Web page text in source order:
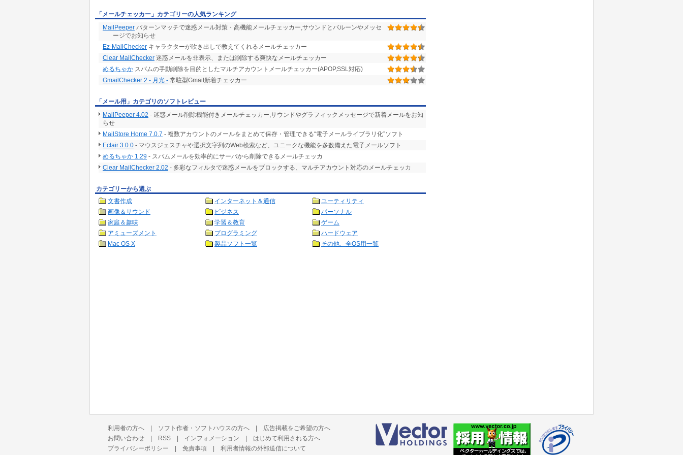
「メールチェッカー」カテゴリーの人気ランキング
MailPeeper パターンマッチで迷惑メール対策・高機能メールチェッカー,サウンドとバルーンやメッセ
ージでお知らせ
Ez-MailChecker キャラクターが吹き出しで教えてくれるメールチェッカー
Clear MailChecker 迷惑メールを非表示、または削除する爽快なメールチェッカー
めるちゃか スパムの手動削除を目的としたマルチアカウントメールチェッカー(APOP,SSL対応)
GmailChecker 2 - 月光 - 常駐型Gmail新着チェッカー
「メール用」カテゴリのソフトレビュー
MailPeeper 4.02 - 迷惑メール削除機能付きメールチェッカー,サウンドやグラフィックメッセージで新着メールをお知
らせ
MailStore Home 7.0.7 - 複数アカウントのメールをまとめて保存・管理できる“電子メールライブラリ化”ソフト
Eclair 3.0.0 - マウスジェスチャや選択文字列のWeb検索など、ユニークな機能を多数備えた電子メールソフト
めるちゃか 1.29 - スパムメールを効率的にサーバから削除できるメールチェッカ
Clear MailChecker 2.02 - 多彩なフィルタで迷惑メールをブロックする、マルチアカウント対応のメールチェッカ
カテゴリーから選ぶ
文書作成
インターネット＆通信
ユーティリティ
画像＆サウンド
ビジネス
パーソナル
家庭＆趣味
学習＆教育
ゲーム
アミューズメント
プログラミング
ハードウェア
Mac OS X
製品ソフト一覧 その他、全OS用一覧
利用者の方へ | ソフト作者・ソフトハウスの方へ | 広告掲載をご希望の方へ
お問い合わせ | RSS | インフォメーション | はじめて利用される方へ
プライバシーポリシー | 免責事項 | 利用者情報の外部送信について